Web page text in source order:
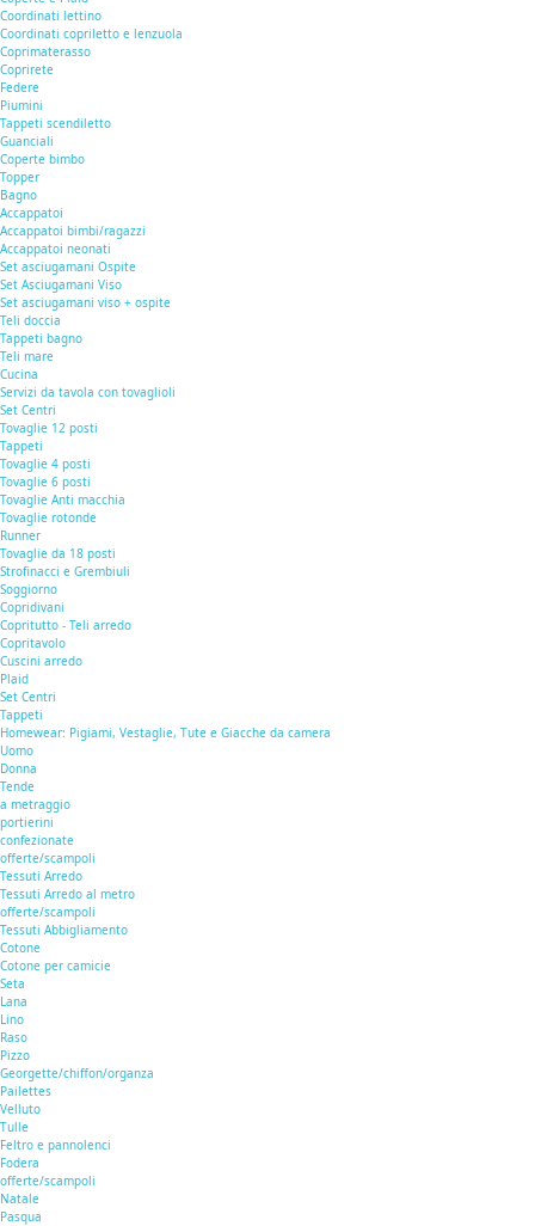
Coordinati lettino
Coordinati copriletto e lenzuola
Coprimaterasso
Coprirete
Federe
Piumini
Tappeti scendiletto
Guanciali
Coperte bimbo
Topper
Bagno
Accappatoi
Accappatoi bimbi/ragazzi
Accappatoi neonati
Set asciugamani Ospite
Set Asciugamani Viso
Set asciugamani viso + ospite
Teli doccia
Tappeti bagno
Teli mare
Cucina
Servizi da tavola con tovaglioli
Set Centri
Tovaglie 12 posti
Tappeti
Tovaglie 4 posti
Tovaglie 6 posti
Tovaglie Anti macchia
Tovaglie rotonde
Runner
Tovaglie da 18 posti
Strofinacci e Grembiuli
Soggiorno
Copridivani
Copritutto - Teli arredo
Copritavolo
Cuscini arredo
Plaid
Set Centri
Tappeti
Homewear: Pigiami, Vestaglie, Tute e Giacche da camera
Uomo
Donna
Tende
a metraggio
portierini
confezionate
offerte/scampoli
Tessuti Arredo
Tessuti Arredo al metro
offerte/scampoli
Tessuti Abbigliamento
Cotone
Cotone per camicie
Seta
Lana
Lino
Raso
Pizzo
Georgette/chiffon/organza
Pailettes
Velluto
Tulle
Feltro e pannolenci
Fodera
offerte/scampoli
Natale
Pasqua